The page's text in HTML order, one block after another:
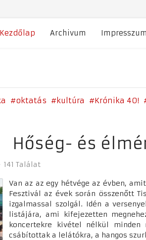
Kezdőlap Archivum Impresszum
oktatás kultúra Krónika 40!
Hőség- és
141 Találat
Van az az egy hétvége az évben,
Fesztivál az évek során összenőtt
izgalmassal szolgál. Idén a
listájára, ami kifejezetten
koncertekre kivétel nélkül minden
csábítottak a lelátókra, a hangos